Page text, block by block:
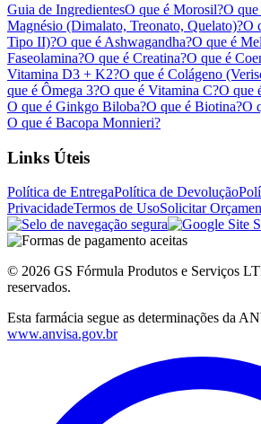
Guia de IngredientesO que é Morosil?O que
Magnésio (Dimalato, Treonato, Quelato)?O
Tipo II)?O que é Ashwagandha?O que é
Faseolamina?O que é Creatina?O que é
Vitamina D3 + K2?O que é Colágeno
que é Ômega 3?O que é Vitamina C?O que
O que é Ginkgo Biloba?O que é Biotina?O
O que é Bacopa Monnieri?
Links Úteis
Política de EntregaPolítica de Devolução
PrivacidadeTermos de UsoSolicitar
© 2026 GS Fórmula Produtos e Serviços
reservados.
Esta farmácia segue as determinações da
www.anvisa.gov.br